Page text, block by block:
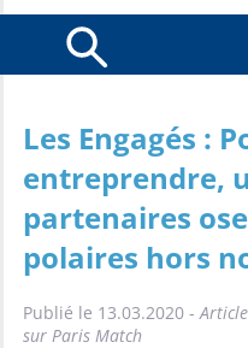
Les Engagés :
entreprendre,
partenaires
polaires hors
Publié le 13.03.2020 -
sur Paris Match